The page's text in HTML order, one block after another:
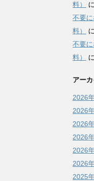
料）
に
不要
料）
に
不要
料）
に
アー
2026
2026
2026
2026
2026
2026
2025